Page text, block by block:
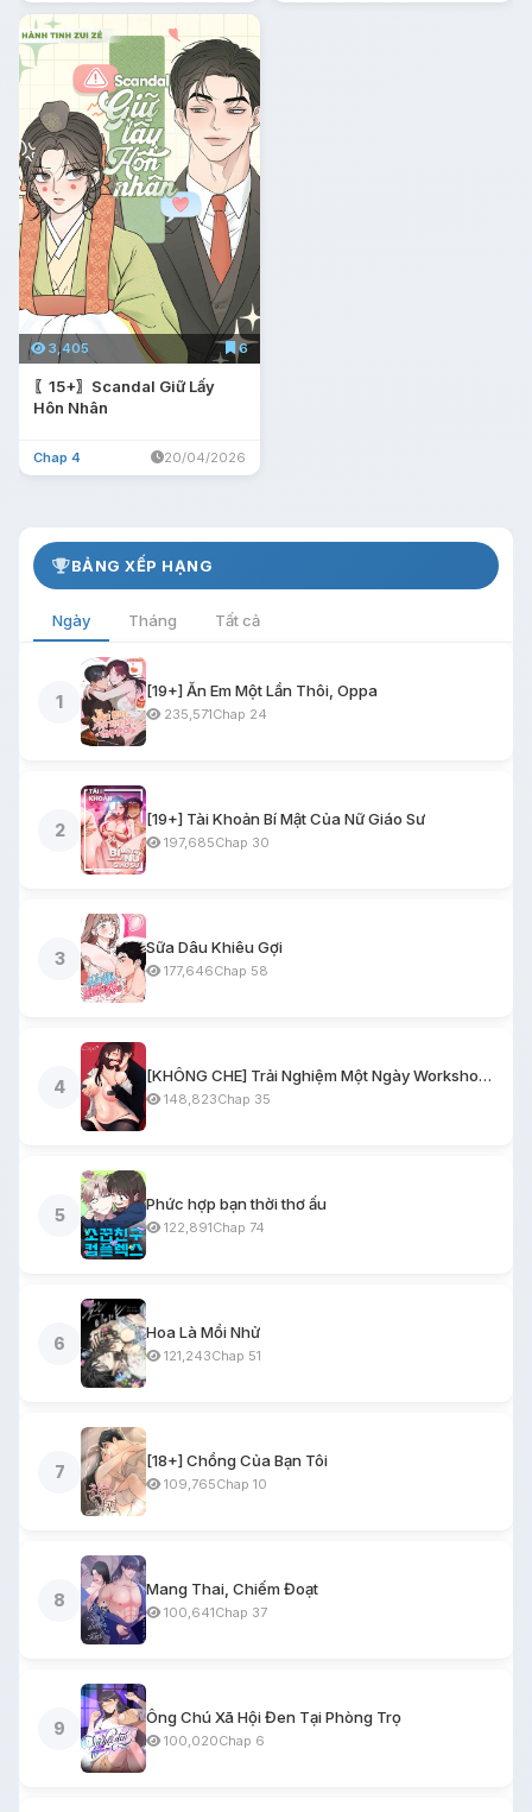
3,405 6
〖15+〗Scandal Giữ Lấy
Hôn Nhân
Chap 4 20/04/2026
BẢNG XẾP HẠNG
Ngày Tháng Tất cả
1
[19+] Ăn Em Một Lần Thôi, Oppa
235,571Chap 24
2
[19+] Tài Khoản Bí Mật Của Nữ Giáo Sư
197,685Chap 30
3
Sữa Dâu Khiêu Gợi
177,646Chap 58
4
[KHÔNG CHE] Trải Nghiệm Một Ngày Workshop BDSM
148,823Chap 35
5
Phức hợp bạn thời thơ ấu
122,891Chap 74
6
Hoa Là Mồi Nhử
121,243Chap 51
7
[18+] Chồng Của Bạn Tôi
109,765Chap 10
8
Mang Thai, Chiếm Đoạt
100,641Chap 37
9
Ông Chú Xã Hội Đen Tại Phòng Trọ
100,020Chap 6